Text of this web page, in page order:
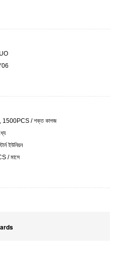
1500PCS / শক্ত কাগজ
ইউনিয়ন
/ মাসে